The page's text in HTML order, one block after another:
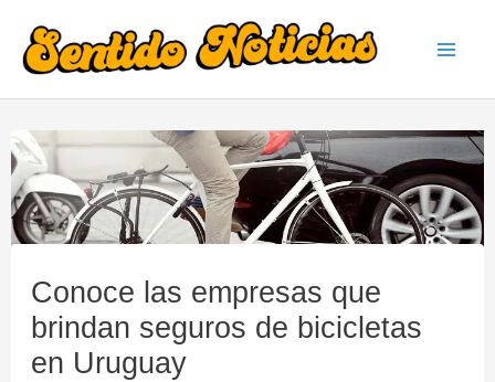
Conoce las empresas que
brindan seguros de bicicletas
en Uruguay